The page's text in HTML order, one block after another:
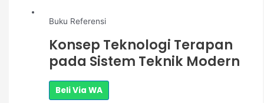
Buku Referensi
Konsep Teknologi Terapan
pada Sistem Teknik Modern
Beli Via WA